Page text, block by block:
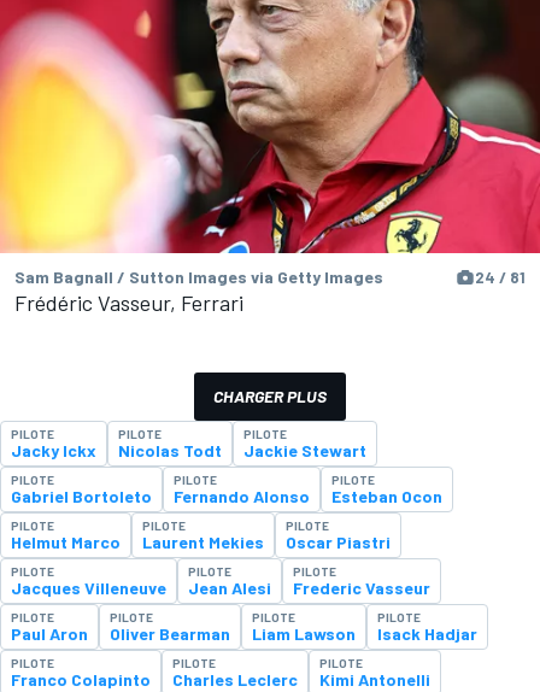
Sam Bagnall / Sutton Images via Getty Images 24 / 81
Frédéric Vasseur, Ferrari
CHARGER PLUS
PILOTE
Jacky Ickx
PILOTE
Nicolas Todt
PILOTE
Jackie Stewart
PILOTE
Gabriel Bortoleto
PILOTE
Fernando Alonso
PILOTE
Esteban Ocon
PILOTE
Helmut Marco
PILOTE
Laurent Mekies
PILOTE
Oscar Piastri
PILOTE
Jacques Villeneuve
PILOTE
Jean Alesi
PILOTE
Frederic Vasseur
PILOTE
Paul Aron
PILOTE
Oliver Bearman
PILOTE
Liam Lawson
PILOTE
Isack Hadjar
PILOTE
Franco Colapinto
PILOTE
Charles Leclerc
PILOTE
Kimi Antonelli